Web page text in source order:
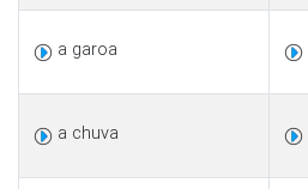
a garoa
a chuva